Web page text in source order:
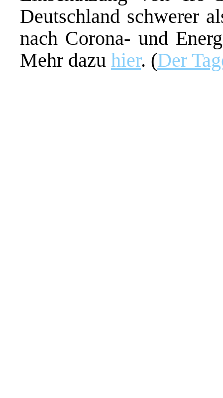
Deutschland schwerer
nach Corona- und
Mehr dazu hier. (Der